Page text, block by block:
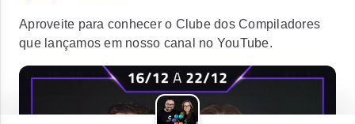
Aproveite para conhecer o Clube dos Compiladores
que lançamos em nosso canal no YouTube.